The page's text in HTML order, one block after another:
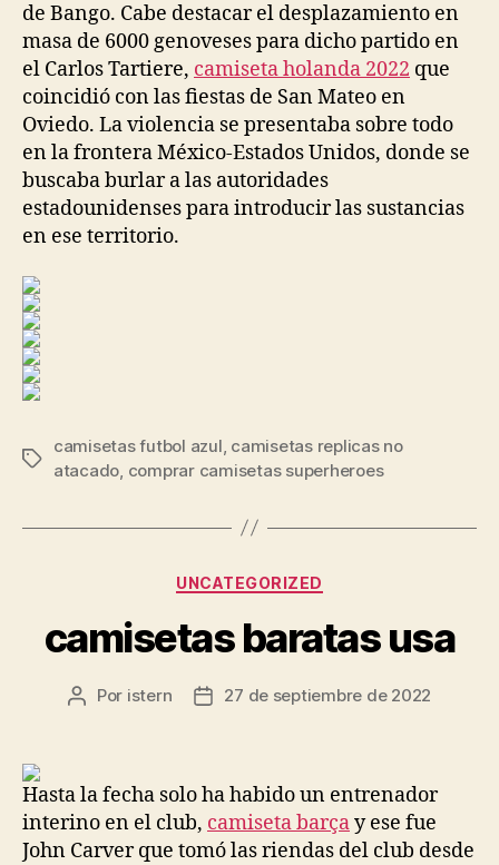
de Bango. Cabe destacar el desplazamiento en
masa de 6000 genoveses para dicho partido en
el Carlos Tartiere, camiseta holanda 2022 que
coincidió con las fiestas de San Mateo en
Oviedo. La violencia se presentaba sobre todo
en la frontera México-Estados Unidos, donde se
buscaba burlar a las autoridades
estadounidenses para introducir las sustancias
en ese territorio.
Etiquetas
camisetas futbol azul camisetas replicas no
atacado comprar camisetas superheroes
Categorías
UNCATEGORIZED
camisetas baratas usa
Autor
Por istern
Fecha27 de septiembre de 2022
Hasta la fecha solo ha habido un entrenador
interino en el club, camiseta barçay ese fue
John Carver que tomó las riendas del club desde